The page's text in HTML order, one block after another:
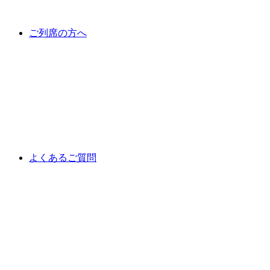
ご列席の方へ
よくあるご質問